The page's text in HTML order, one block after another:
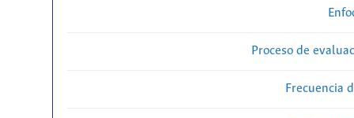
Proceso de
Frecuencia